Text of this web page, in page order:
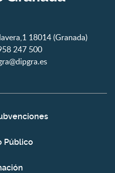
18014 (Granada)
247 500
Público